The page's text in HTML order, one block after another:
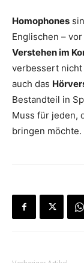
Homophones
Englischen –
Verstehen im
verbessert nicht
auch das
Bestandteil in
Muss für jeden,
bringen möchte.